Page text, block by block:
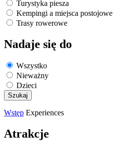
Turystyka piesza
Kempingi a miejsca postojowe
Trasy rowerowe
Nadaje się do
Wszystko
Nieważny
Dzieci
Wstęp Experiences
Atrakcje